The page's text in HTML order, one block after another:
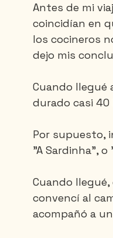
Saguenay - Lac St-
Antes de mi
coincidían en
los cocineros
dejo mis
Cuando llegué
durado casi 40
Por supuesto,
"A Sardinha",
Cuando
convencí al
acompañó a